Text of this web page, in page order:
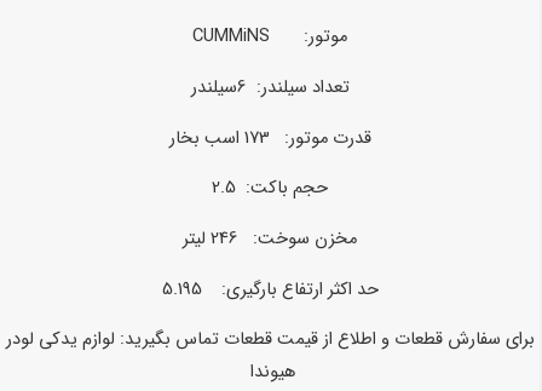
موتور: CUMMiNS
تعداد سیلندر: 6سیلندر
قدرت موتور: 173 اسب بخار
حجم باکت: 2.5
مخزن سوخت: 246 لیتر
حد اکثر ارتفاع بارگیری: 5.195
برای سفارش قطعات و اطلاع از قیمت قطعات تماس بگیرید: لوازم یدکی لودر
هیوندا